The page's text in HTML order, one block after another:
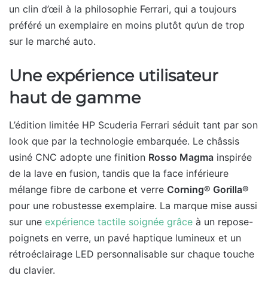
un clin d’œil à la philosophie Ferrari, qui a toujours
préféré un exemplaire en moins plutôt qu’un de trop
sur le marché auto.
Une expérience utilisateur
haut de gamme
L’édition limitée HP Scuderia Ferrari séduit tant par son
look que par la technologie embarquée. Le châssis
usiné CNC adopte une finition Rosso Magma inspirée
de la lave en fusion, tandis que la face inférieure
mélange fibre de carbone et verre Corning® Gorilla®
pour une robustesse exemplaire. La marque mise aussi
sur une expérience tactile soignée grâce à un repose-
poignets en verre, un pavé haptique lumineux et un
rétroéclairage LED personnalisable sur chaque touche
du clavier.